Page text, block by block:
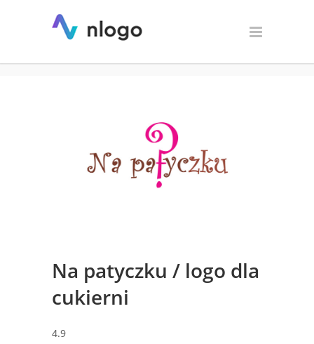
Na patyczku / logo dla
Na patyczku / logo dla
cukierni
4.9